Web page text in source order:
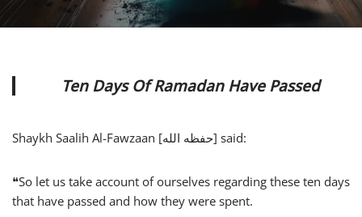
Ten Days Of Ramadan Have Passed
Shaykh Saalih Al-Fawzaan [حفظه الله] said:
❝So let us take account of ourselves regarding these ten days
that have passed and how they were spent.